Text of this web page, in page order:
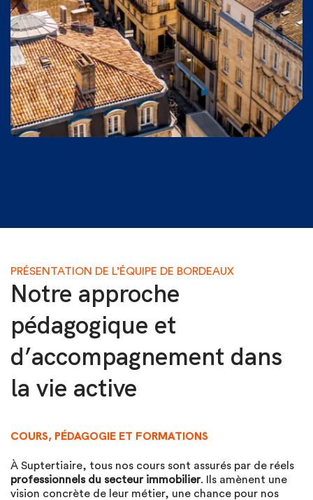
PRÉSENTATION DE L’ÉQUIPE DE BORDEAUX
Notre approche
pédagogique et
d’accompagnement dans
la vie active
COURS, PÉDAGOGIE ET FORMATIONS
À Suptertiaire, tous nos cours sont assurés par de réels
professionnels du secteur immobilier. Ils amènent une
vision concrète de leur métier, une chance pour nos